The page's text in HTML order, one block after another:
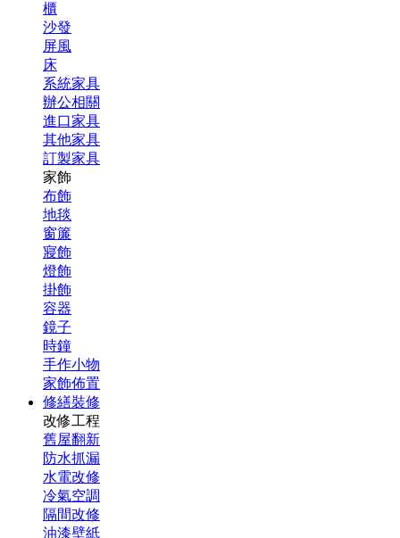
櫃
沙發
屏風
床
系統家具
辦公相關
進口家具
其他家具
訂製家具
家飾
布飾
地毯
窗簾
寢飾
燈飾
掛飾
容器
鏡子
時鐘
手作小物
家飾佈置
修繕裝修
改修工程
舊屋翻新
防水抓漏
水電改修
冷氣空調
隔間改修
油漆壁紙